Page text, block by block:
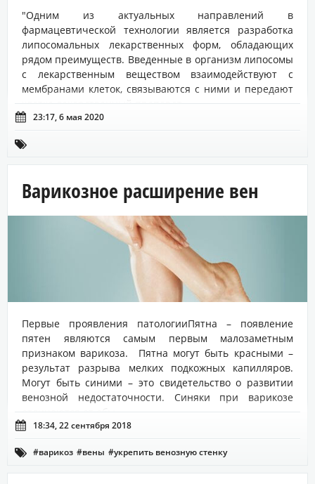
"Одним из актуальных направлений в
фармацевтической технологии является разработка
липосомальных лекарственных форм, обладающих
рядом преимуществ. Введенные в организм липосомы
с лекарственным веществом взаимодействуют с
мембранами клеток, связываются с ними и передают
клетке лекарственный препарат....
 23:17, 6 мая 2020

Варикозное расширение вен
Первые проявления патологииПятна – появление
пятен являются самым первым малозаметным
признаком варикоза. Пятна могут быть красными –
результат разрыва мелких подкожных капилляров.
Могут быть синими – это свидетельство о развитии
венозной недостаточности. Синяки при варикозе
отличаются от обы...
 18:34, 22 сентября 2018
 #варикоз #вены #укрепить венозную стенку